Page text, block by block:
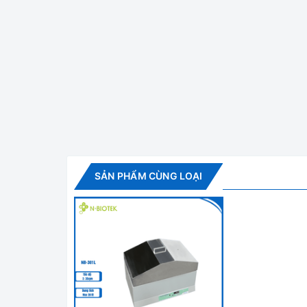
Model NB - 301
Dải nhiệt độ Nhiệt độ phòng + 5 độ C ~ 99
Bộ điều khiển Bộ vi xử lý PID kỹ thuật số
Dung tích bể Tối đa 10 lít, mức 6.5 lít
SẢN PHẨM CÙNG LOẠI